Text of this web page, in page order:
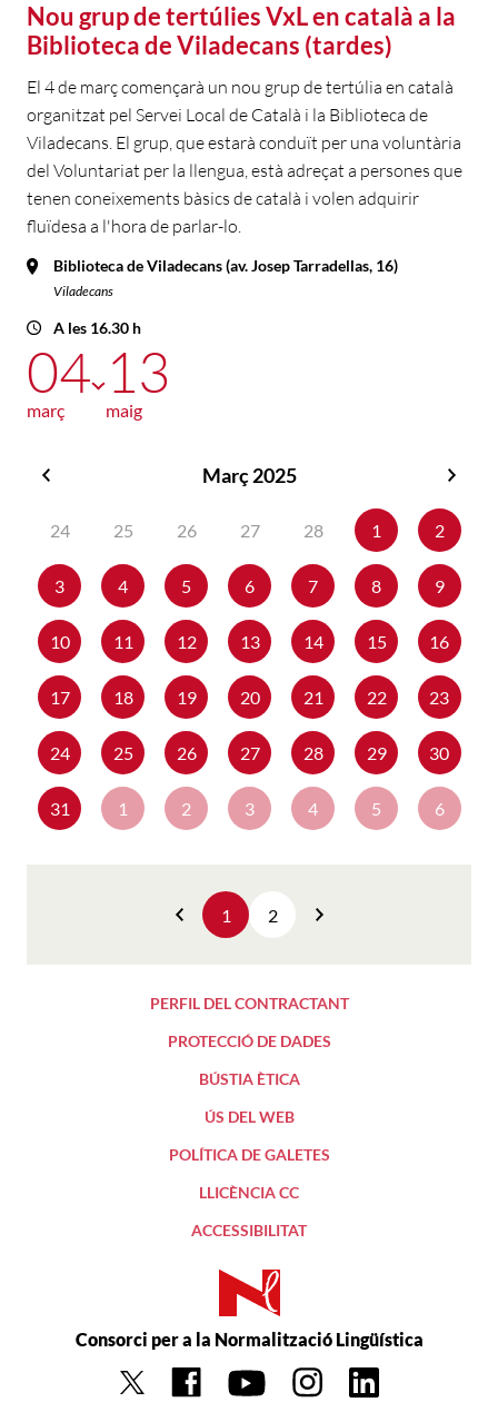
Nou grup de tertúlies VxL en català a la
Biblioteca de Viladecans (tardes)
El 4 de març començarà un nou grup de tertúlia en català
organitzat pel Servei Local de Català i la Biblioteca de
Viladecans. El grup, que estarà conduït per una voluntària
del Voluntariat per la llengua, està adreçat a persones que
tenen coneixements bàsics de català i volen adquirir
fluïdesa a l'hora de parlar-lo.
Biblioteca de Viladecans (av. Josep Tarradellas, 16)
Viladecans
A les 16.30 h
04
març
13
maig
Març 2025
24
25 26 27 28 1 2
3 4 5 6 7 8 9
10 11 12 13 14 15 16
17 18 19 20 21 22 23
24 25 26 27 28 29 30
31 1 2 3 4 5 6
Anterior
1 2
PERFIL DEL CONTRACTANT
PROTECCIÓ DE DADES
BÚSTIA ÈTICA
ÚS DEL WEB
POLÍTICA DE GALETES
LLICÈNCIA CC
ACCESSIBILITAT
Consorci per a la Normalització Lingüística